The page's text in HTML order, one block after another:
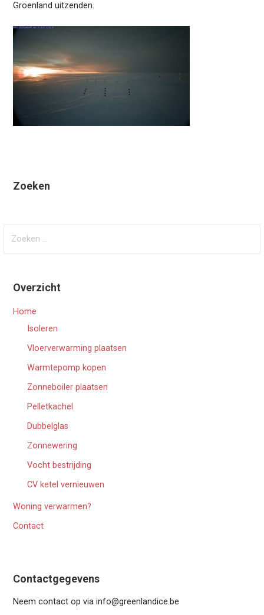
Groenland uitzenden.
Zoeken
Overzicht
Home
Isoleren
Vloerverwarming plaatsen
Warmtepomp kopen
Zonneboiler plaatsen
Pelletkachel
Dubbelglas
Zonnewering
Vocht bestrijding
CV ketel vernieuwen
Woning verwarmen?
Contact
Contactgegevens
Neem contact op via info@greenlandice.be